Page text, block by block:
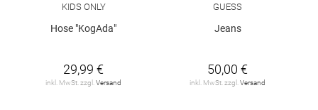
KIDS ONLY
Hose "KogAda"
29,99 €
inkl. MwSt. zzgl. Versand
GUESS
Jeans
50,00 €
inkl. MwSt. zzgl. Versand